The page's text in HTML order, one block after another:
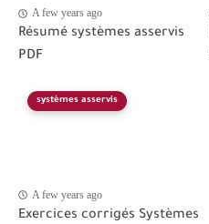
A few years ago
Résumé systèmes asservis
PDF
systèmes asservis
A few years ago
Exercices corrigés Systèmes